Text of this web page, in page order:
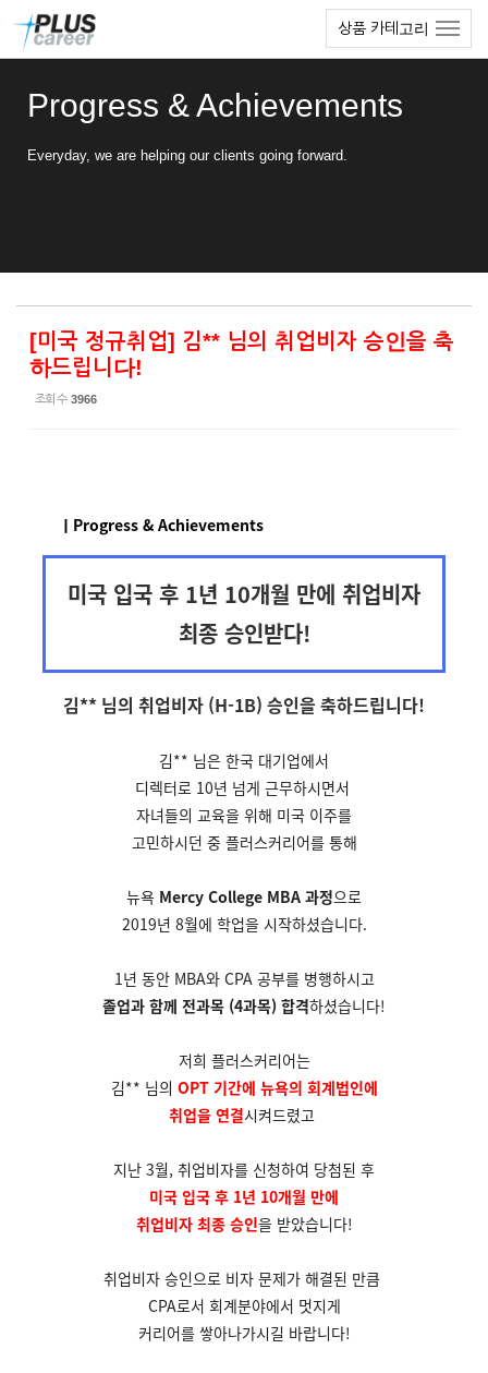
상품 카테고리
Progress & Achievements
Everyday, we are helping our clients going forward.
[미국 정규취업] 김** 님의 취업비자 승인을 축
하드립니다!
조회 수 3966
ㅣProgress & Achievements
미국 입국 후 1년 10개월 만에 취업비자
최종 승인받다!
김** 님의 취업비자 (H-1B) 승인을 축하드립니다!
김** 님은 한국 대기업에서
디렉터로 10년 넘게 근무하시면서
자녀들의 교육을 위해 미국 이주를
고민하시던 중 플러스커리어를 통해
뉴욕 Mercy College MBA 과정으로
2019년 8월에 학업을 시작하셨습니다.
1년 동안 MBA와 CPA 공부를 병행하시고
졸업과 함께 전과목 (4과목) 합격하셨습니다!
저희 플러스커리어는
김** 님의 OPT 기간에 뉴욕의 회계법인에
취업을 연결시켜드렸고
지난 3월, 취업비자를 신청하여 당첨된 후
미국 입국 후 1년 10개월 만에
취업비자 최종 승인을 받았습니다!
취업비자 승인으로 비자 문제가 해결된 만큼
CPA로서 회계분야에서 멋지게
커리어를 쌓아나가시길 바랍니다!